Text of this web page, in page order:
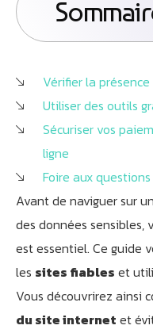
Vérifier la
Utiliser des outils
Sécuriser vos
ligne
Foire aux questions
Avant de naviguer sur
des données sensibles,
est essentiel. Ce guide
les sites fiables et
Vous découvrirez ainsi
du site internet et